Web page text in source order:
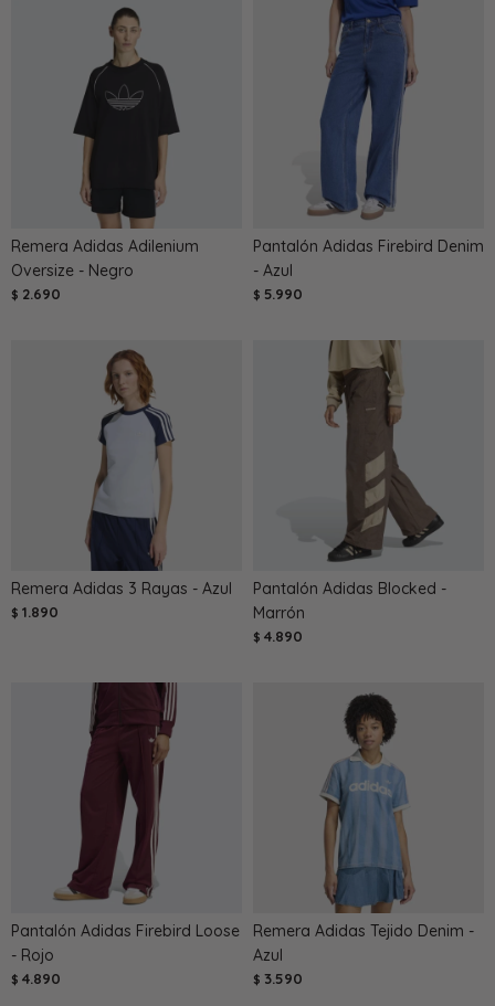
Remera Adidas Adilenium
Oversize - Negro
$ 2.690
Pantalón Adidas Firebird Denim
- Azul
$ 5.990
Remera Adidas 3 Rayas - Azul
$ 1.890
Pantalón Adidas Blocked -
Marrón
$ 4.890
Pantalón Adidas Firebird Loose
- Rojo
$ 4.890
Remera Adidas Tejido Denim -
Azul
$ 3.590